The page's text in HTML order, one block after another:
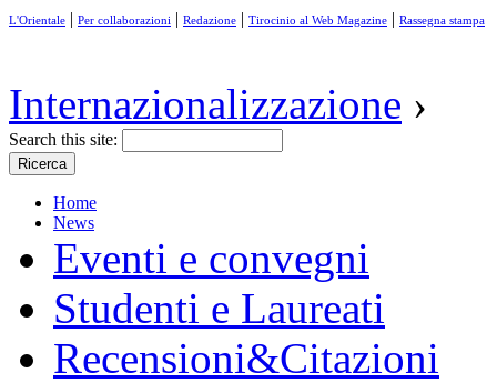
L'Orientale | Per collaborazioni | Redazione | Tirocinio al Web Magazine | Rassegna stampa
Internazionalizzazione ›
Search this site:
Home
News
Eventi e convegni
Studenti e Laureati
Recensioni&Citazioni